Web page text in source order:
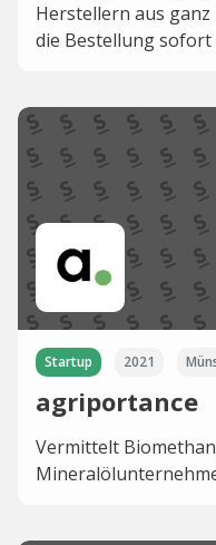
Herstellern aus
die Bestellung sofort
Startup 2021
agriportance
Vermittelt